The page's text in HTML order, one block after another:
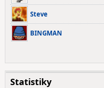
Steve
BINGMAN
Statistiky